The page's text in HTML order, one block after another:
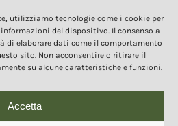
utilizziamo tecnologie come i cookie per
del dispositivo. Il consenso a
di elaborare dati come il comportamento
sito. Non acconsentire o ritirare il
su alcune caratteristiche e funzioni.
Accetta
COPYRIGHT 2025
le immagini di questo sito web sono di
e delle immagini senza espressa